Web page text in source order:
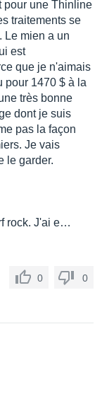
pour une Thinline
traitements se
Le mien a un
est
que je n'aimais
pour 1470 $ à la
très bonne
dont je suis
pas la façon
Je vais
le garder.
rock. J'ai e…
0 0